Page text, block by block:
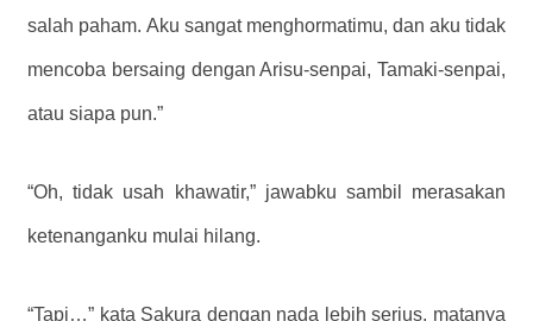
salah paham. Aku sangat menghormatimu, dan aku tidak
mencoba bersaing dengan Arisu-senpai, Tamaki-senpai,
atau siapa pun.”
“Oh, tidak usah khawatir,” jawabku sambil merasakan
ketenanganku mulai hilang.
“Tapi…” kata Sakura dengan nada lebih serius, matanya